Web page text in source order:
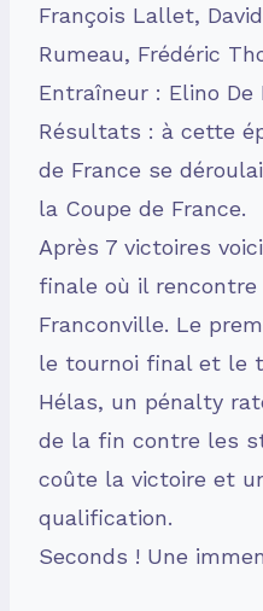
François Lallet,
Rumeau, Frédéric
Entraîneur : Elino De
Résultats : à cette
de France se
la Coupe de France.
Après 7 victoires
finale où il
Franconville. Le
le tournoi final et le
Hélas, un pénalty
de la fin contre les
coûte la victoire et
qualification.
Seconds ! Une